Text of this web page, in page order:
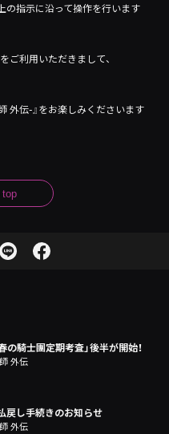
の指示に沿って操作を行います
ご利用いただきまして、
外伝-』をお楽しみくださいます
の騎士團定期考査」後半が開始！
外伝
払戻し手続きのお知らせ
外伝